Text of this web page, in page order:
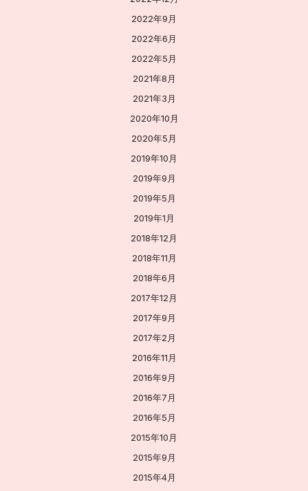
2022年9月
2022年6月
2022年5月
2021年8月
2021年3月
2020年10月
2020年5月
2019年10月
2019年9月
2019年5月
2019年1月
2018年12月
2018年11月
2018年6月
2017年12月
2017年9月
2017年2月
2016年11月
2016年9月
2016年7月
2016年5月
2015年10月
2015年9月
2015年4月